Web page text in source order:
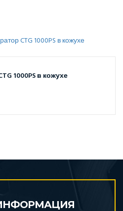
1000PS в кожухе